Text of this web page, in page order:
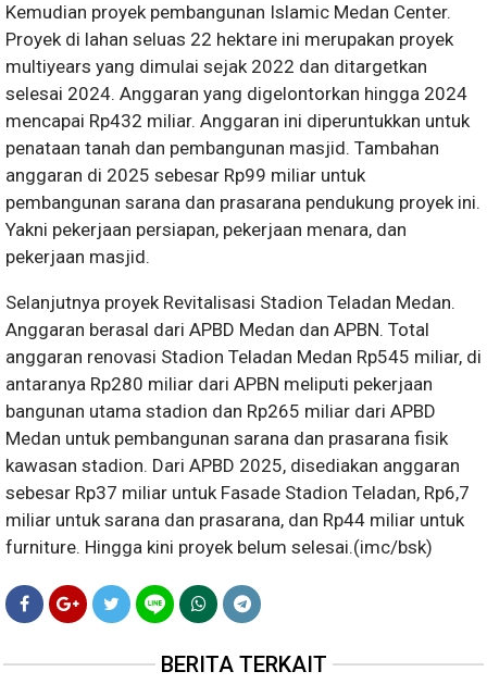
Kemudian proyek pembangunan Islamic Medan Center.
Proyek di lahan seluas 22 hektare ini merupakan proyek
multiyears yang dimulai sejak 2022 dan ditargetkan
selesai 2024. Anggaran yang digelontorkan hingga 2024
mencapai Rp432 miliar. Anggaran ini diperuntukkan untuk
penataan tanah dan pembangunan masjid. Tambahan
anggaran di 2025 sebesar Rp99 miliar untuk
pembangunan sarana dan prasarana pendukung proyek ini.
Yakni pekerjaan persiapan, pekerjaan menara, dan
pekerjaan masjid.
Selanjutnya proyek Revitalisasi Stadion Teladan Medan.
Anggaran berasal dari APBD Medan dan APBN. Total
anggaran renovasi Stadion Teladan Medan Rp545 miliar, di
antaranya Rp280 miliar dari APBN meliputi pekerjaan
bangunan utama stadion dan Rp265 miliar dari APBD
Medan untuk pembangunan sarana dan prasarana fisik
kawasan stadion. Dari APBD 2025, disediakan anggaran
sebesar Rp37 miliar untuk Fasade Stadion Teladan, Rp6,7
miliar untuk sarana dan prasarana, dan Rp44 miliar untuk
furniture. Hingga kini proyek belum selesai.(imc/bsk)
BERITA TERKAIT